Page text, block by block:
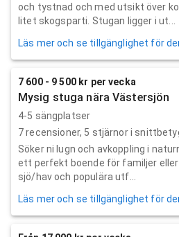
och tystnad och med utsikt över
litet skogsparti. Stugan ligger i ut...
Läs mer och se tillgänglighet för
7 600 - 9 500 kr per vecka
Mysig stuga nära Västersjön
4-5 sängplatser
7recensioner, 5 stjärnor i
Söker ni lugn och avkoppling i
ett perfekt boende för familjer
sjö/hav och populära utf...
Läs mer och se tillgänglighet för